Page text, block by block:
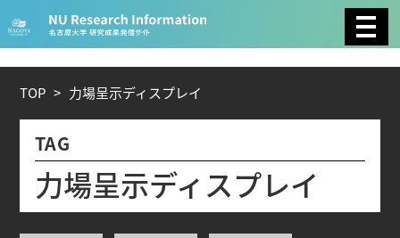
CATEGORY
環境学
農学 医歯薬学
工学 情報学 数物系科学
TOP > 力場呈示ディ スプレイ
TAG
力場呈示ディスプレイ